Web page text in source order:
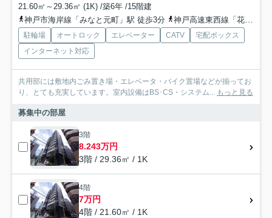
21.60㎡～29.36㎡ (1K) /築6年 /15階建
神戸市海岸線「みなと元町」駅 徒歩3分
神戸高速東西線「花隈」駅 徒歩3分
駐輪場 オートロック エレベーター CATV
宅配ボックス
インターネット対応
共用部には敷地内ごみ置き場・エレベータ・バイク置場などが揃ってお
り、とても充実しています。室内設備はBS･CS・システム... もっと見る
募集中の部屋
3階
8.243万円
3階 / 29.36㎡ / 1K
4階
7万円
4階 / 21.60㎡ / 1K